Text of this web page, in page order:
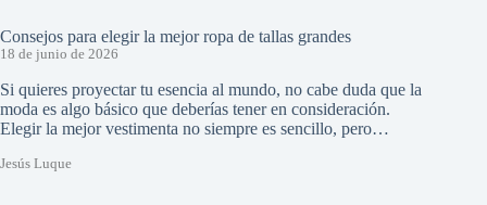
Consejos para elegir la mejor ropa de tallas grandes
18 de junio de 2026
Si quieres proyectar tu esencia al mundo, no cabe duda que la
moda es algo básico que deberías tener en consideración.
Elegir la mejor vestimenta no siempre es sencillo, pero…
Jesús Luque